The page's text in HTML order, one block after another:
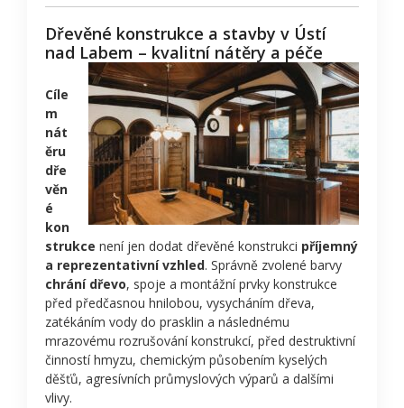
Dřevěné konstrukce a stavby v Ústí
nad Labem – kvalitní nátěry a péče
Cíle
m
nát
ěru
dře
věn
é
kon
strukce není jen dodat dřevěné konstrukci příjemný
a reprezentativní vzhled. Správně zvolené barvy
chrání dřevo, spoje a montážní prvky konstrukce
před předčasnou hnilobou, vysycháním dřeva,
zatékáním vody do prasklin a následnému
mrazovému rozrušování konstrukcí, před destruktivní
činností hmyzu, chemickým působením kyselých
děšťů, agresívních průmyslových výparů a dalšími
vlivy.